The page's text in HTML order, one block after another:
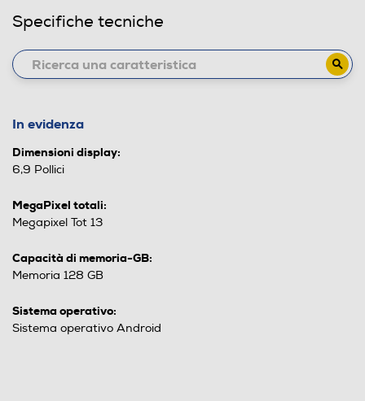
Specifiche tecniche
In evidenza
Dimensioni display:
6,9 Pollici
MegaPixel totali:
Megapixel Tot 13
Capacità di memoria-GB:
Memoria 128 GB
Sistema operativo:
Sistema operativo Android